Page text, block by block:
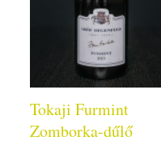
Tokaji Furmint
Zomborka-dűlő